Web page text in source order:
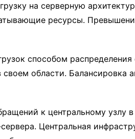
на серверную
ресурсы.
способом
области. Балансировка
к центральному узлу
Центральная